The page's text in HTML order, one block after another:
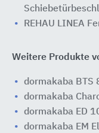
REHAU LINEA
Weitere Produkte
dormakaba BTS
dormakaba
dormakaba ED
dormakaba EM